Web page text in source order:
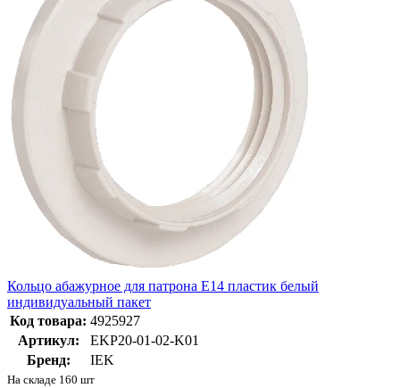
Кольцо абажурное для патрона Е14 пластик белый
индивидуальный пакет
Код товара: 4925927
Артикул:
EKP20-01-02-K01
Бренд:
IEK
На складе 160 шт